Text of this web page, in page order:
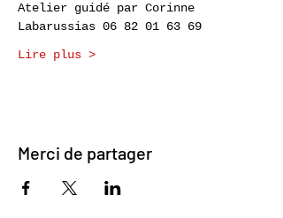
Atelier guidé par Corinne
Labarussias 06 82 01 63 69
Lire plus >
Merci de partager